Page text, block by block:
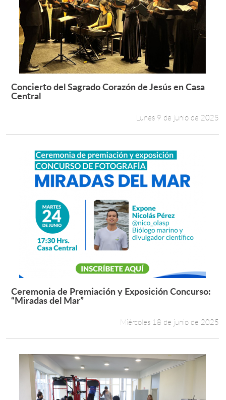
Leer más +
Concierto del Sagrado Corazón de Jesús en Casa
Central
Lunes 9 de junio de 2025
Leer más +
Ceremonia de Premiación y Exposición Concurso:
“Miradas del Mar”
Miércoles 18 de junio de 2025